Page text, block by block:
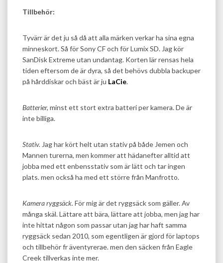
Tillbehör:
Tyvärr är det ju så då att alla märken verkar ha sina egna
minneskort. Så för Sony CF och för Lumix SD. Jag kör
SanDisk Extreme utan undantag. Korten lär rensas hela
tiden eftersom de är dyra, så det behövs dubbla backuper
på hårddiskar och bäst är ju LaCie.
Batterier, minst ett stort extra batteri per kamera. De är
inte billiga.
Stativ. Jag har kört helt utan stativ på både Jemen och
Mannen turerna, men kommer att hädanefter alltid att
jobba med ett enbensstativ som är lätt och tar ingen
plats. men också ha med ett större från Manfrotto.
Kamera ryggsäck. För mig är det ryggsäck som gäller. Av
många skäl. Lättare att bära, lättare att jobba, men jag har
inte hittat någon som passar utan jag har haft samma
ryggsäck sedan 2010, som egentligen är gjord för laptops
och tillbehör fr äventyrerae. men den säcken från Eagle
Creek tillverkas inte mer.